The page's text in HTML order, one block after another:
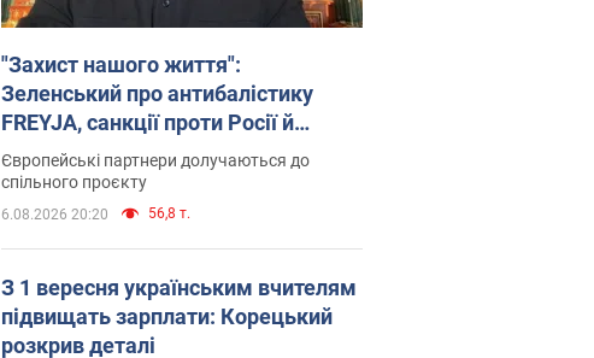
"Захист нашого життя":
Зеленський про антибалістику
FREYJA, санкції проти Росії й
підтримку аграріїв. Відео
Європейські партнери долучаються до
спільного проєкту
6.08.2026 20:20 56,8 т.
З 1 вересня українським вчителям
підвищать зарплати: Корецький
розкрив деталі